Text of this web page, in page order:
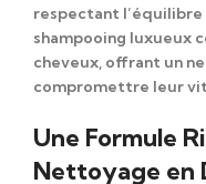
respectant
shampooing luxueux
cheveux , offrant un
compromettre leur
Une Formule
Nettoyage en